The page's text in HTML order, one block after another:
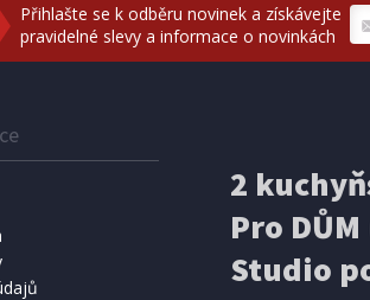
Přihlašte se k odběru novinek a získávejte
pravidelné slevy a informace o novinkách
2
Pro
Studio